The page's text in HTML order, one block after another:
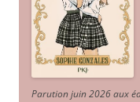
Parution juin 2026 aux